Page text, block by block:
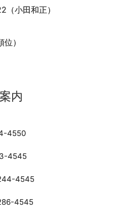
小田和正）
）
内
4550
4545
4545
4545